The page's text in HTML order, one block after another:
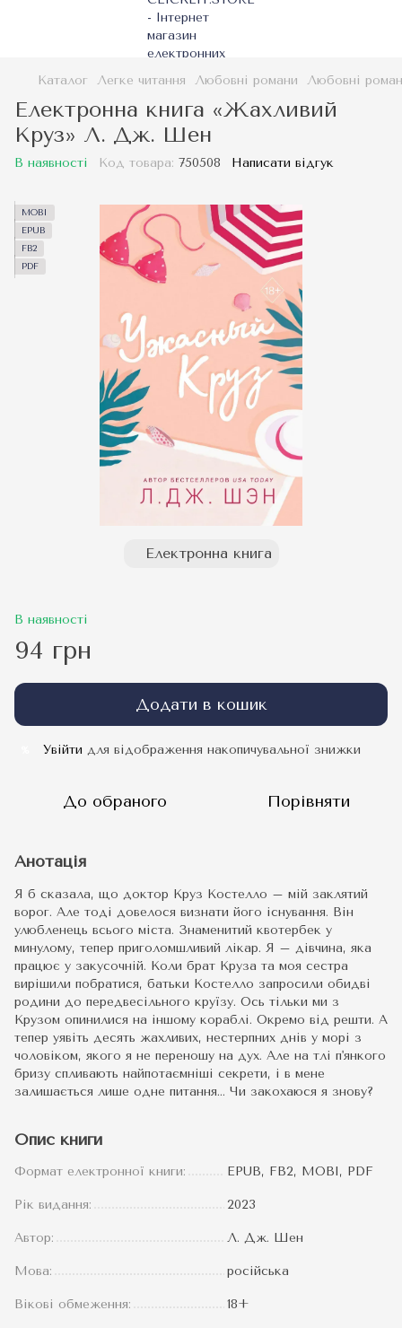
Каталог Легке читання Любовні романи Любовні
Електронна книга «Жахливий
Круз» Л. Дж. Шен
В наявності Код товара: 750508 Написати відгук
MOBI
EPUB
FB2
PDF
Електронна книга
В наявності
94 грн
Додати в кошик
Увійти для відображення накопичувальної знижки
До обраного Порівняти
Анотація
Я б сказала, що доктор Круз Костелло – мій заклятий
ворог. Але тоді довелося визнати його існування. Він
улюбленець всього міста. Знаменитий квотербек у
минулому, тепер приголомшливий лікар. Я – дівчина, яка
працює у закусочній. Коли брат Круза та моя сестра
вирішили побратися, батьки Костелло запросили обидві
родини до передвесільного круїзу. Ось тільки ми з
Крузом опинилися на іншому кораблі. Окремо від решти. А
тепер уявіть десять жахливих, нестерпних днів у морі з
чоловіком, якого я не переношу на дух. Але на тлі п'янкого
бризу спливають найпотаємніші секрети, і в мене
залишається лише одне питання... Чи закохаюся я знову?
Опис книги
Формат електронної книги: EPUB, FB2, MOBI, PDF
Рік видання: 2023
Автор: Л. Дж. Шен
Мова: російська
Вікові обмеження: 18+